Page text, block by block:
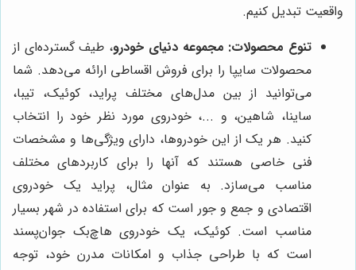
واقعیت تبدیل کنیم.
تنوع محصولات: مجموعه دنیای خودرو، طیف گسترده‌ای از
محصولات سایپا را برای فروش اقساطی ارائه می‌دهد. شما
می‌توانید از بین مدل‌های مختلف پراید، کوئیک، تیبا،
ساینا، شاهین، و ...، خودروی مورد نظر خود را انتخاب
کنید. هر یک از این خودروها، دارای ویژگی‌ها و مشخصات
فنی خاصی هستند که آنها را برای کاربردهای مختلف
مناسب می‌سازد. به عنوان مثال، پراید یک خودروی
اقتصادی و جمع و جور است که برای استفاده در شهر بسیار
مناسب است. کوئیک، یک خودروی هاچ‌بک جوان‌پسند
است که با طراحی جذاب و امکانات مدرن خود، توجه